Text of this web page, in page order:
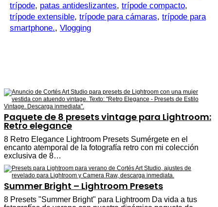
trípode, patas antideslizantes, trípode compacto,
trípode extensible, trípode para cámaras, trípode para
smartphone., Vlogging
Paquete de 8 presets vintage para Lightroom:
Retro elegance
8 Retro Elegance Lightroom Presets Sumérgete en el
encanto atemporal de la fotografía retro con mi colección
exclusiva de 8…
Summer Bright – Lightroom Presets
8 Presets "Summer Bright" para Lightroom Da vida a tus